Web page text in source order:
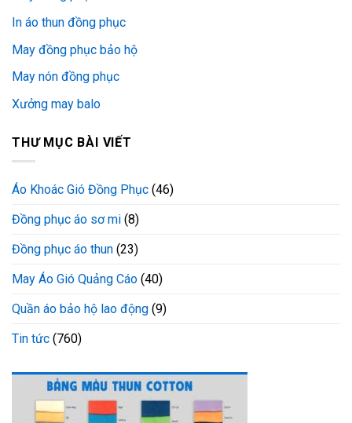
In áo thun đồng phục
May đồng phục bảo hộ
May nón đồng phục
Xưởng may balo
THƯ MỤC BÀI VIẾT
Áo Khoác Gió Đồng Phục (46)
Đồng phục áo sơ mi (8)
Đồng phục áo thun (23)
May Áo Gió Quảng Cáo (40)
Quần áo bảo hộ lao động (9)
Tin tức (760)